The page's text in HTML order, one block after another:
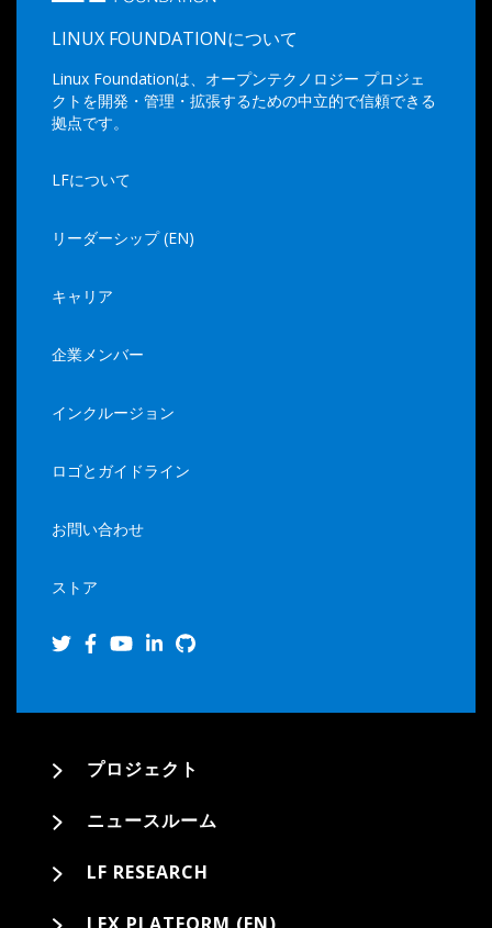
LINUX FOUNDATIONについて
Linux Foundationは、オープンテクノロジー プロジェ
クトを開発・管理・拡張するための中立的で信頼できる
拠点です。
LFについて
リーダーシップ (EN)
キャリア
企業メンバー
インクルージョン
ロゴとガイドライン
お問い合わせ
ストア
プロジェクト
ニュースルーム
LF RESEARCH